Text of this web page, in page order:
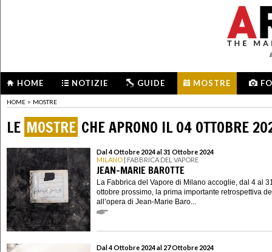
HOME NOTIZIE GUIDE MOSTRE
HOME > MOSTRE
LE MOSTRE CHE APRONO IL 04 OTTOBRE
Dal 4 Ottobre 2024 al 31 Ottobre 2024
MILANO | FABBRICA DEL VAPORE
JEAN-MARIE BAROTTE
La Fabbrica del Vapore di Milano accoglie, dal 4 al
ottobre prossimo, la prima importante retrospettiva
all’opera di Jean-Marie Baro...
Dal 4 Ottobre 2024 al 27 Ottobre 2024